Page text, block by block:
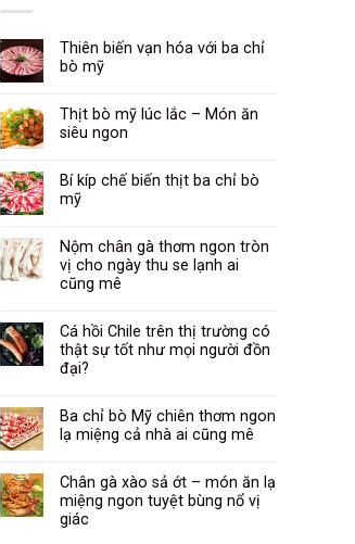
Thiên biến vạn hóa với ba chỉ
bò mỹ
Thịt bò mỹ lúc lắc – Món ăn
siêu ngon
Bí kíp chế biến thịt ba chỉ bò
mỹ
Nộm chân gà thơm ngon tròn
vị cho ngày thu se lạnh ai
cũng mê
Cá hồi Chile trên thị trường có
thật sự tốt như mọi người đồn
đại?
Ba chỉ bò Mỹ chiên thơm ngon
lạ miệng cả nhà ai cũng mê
Chân gà xào sả ớt – món ăn lạ
miệng ngon tuyệt bùng nổ vị
giác